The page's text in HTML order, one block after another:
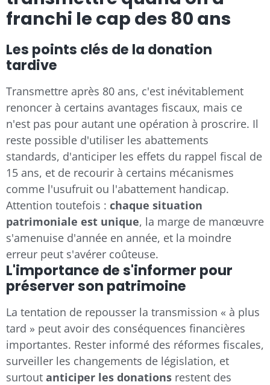
franchi le cap des 80 ans
Les points clés de la donation
tardive
Transmettre après 80 ans, c'est inévitablement
renoncer à certains avantages fiscaux, mais ce
n'est pas pour autant une opération à proscrire. Il
reste possible d'utiliser les abattements
standards, d'anticiper les effets du rappel fiscal de
15 ans, et de recourir à certains mécanismes
comme l'usufruit ou l'abattement handicap.
Attention toutefois : chaque situation
patrimoniale est unique, la marge de manœuvre
s'amenuise d'année en année, et la moindre
erreur peut s'avérer coûteuse.
L'importance de s'informer pour
préserver son patrimoine
La tentation de repousser la transmission « à plus
tard » peut avoir des conséquences financières
importantes. Rester informé des réformes fiscales,
surveiller les changements de législation, et
surtout anticiper les donations restent des